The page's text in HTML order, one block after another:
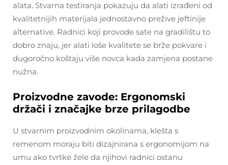
alata. Stvarna testiranja pokazuju da alati izrađeni od
kvalitetnijih materijala jednostavno prežive jeftinije
alternative. Radnici koji provode sate na gradilištu to
dobro znaju, jer alati loše kvalitete se brže pokvare i
dugoročno koštaju više novca kada zamjena postane
nužna.
Proizvodne zavode: Ergonomski
držači i značajke brze prilagodbe
U stvarnim proizvodnim okolinama, klešta s
remenom moraju biti dizajnirana s ergonomijom na
umu ako tvrtke žele da njihovi radnici ostanu